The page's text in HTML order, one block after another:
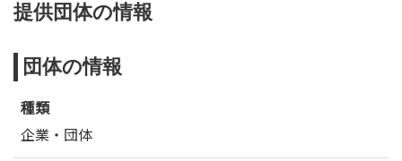
提供団体の情報
団体の情報
種類
企業・団体